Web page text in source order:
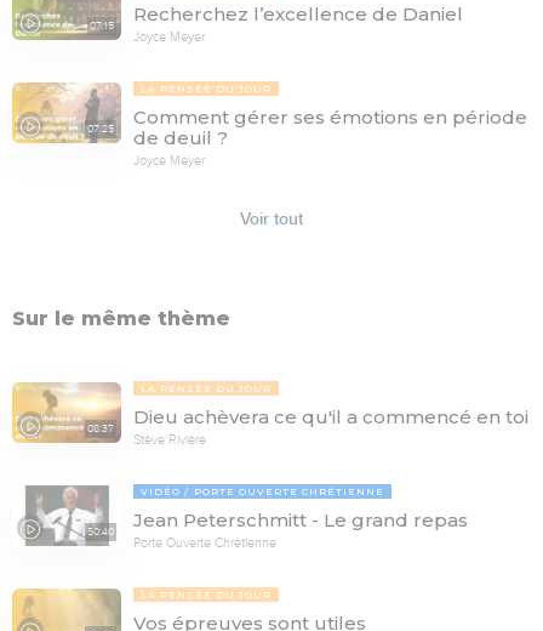
07:15
Recherchez l’excellence de Daniel
Joyce Meyer
07:25
LA PENSÉE DU JOUR
Comment gérer ses émotions en période
de deuil ?
Joyce Meyer
Voir tout
Sur le même thème
08:37
LA PENSÉE DU JOUR
Dieu achèvera ce qu'il a commencé en toi
Stève Rivière
50:40
VIDÉO PORTE OUVERTE CHRÉTIENNE
Jean Peterschmitt - Le grand repas
Porte Ouverte Chrétienne
LA PENSÉE DU JOUR
Vos épreuves sont utiles